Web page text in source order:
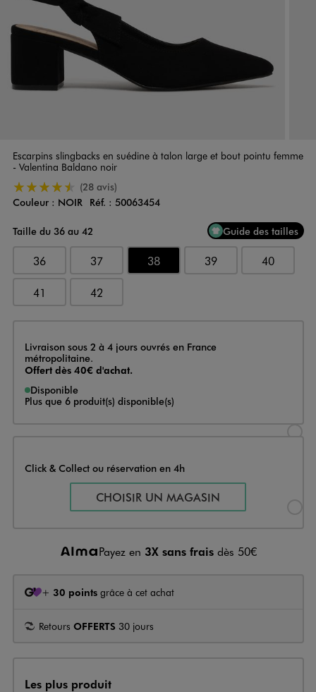
Escarpins slingbacks en suédine à talon large et bout pointu femme
- Valentina Baldano noir
4.5/5 de moyenne
(28 avis)
Couleur
Couleur : NOIR Réf. : 50063454
Taille du 36 au 42
Guide des tailles
36 37 38 39 40
41 42
Livraison
Livraison sous 2 à 4 jours ouvrés en France
métropolitaine.
Offert dès 40€ d'achat.
Disponible
Plus que 6 produit(s) disponible(s)
Sélectionner l’option de
Click & Collect ou réservation en 4h
Sélectionner l’option de
CHOISIR UN MAGASIN
Payez en 3X sans frais dès 50€
+ 30 points grâce à cet achat
Retours OFFERTS 30 jours
Les plus produit